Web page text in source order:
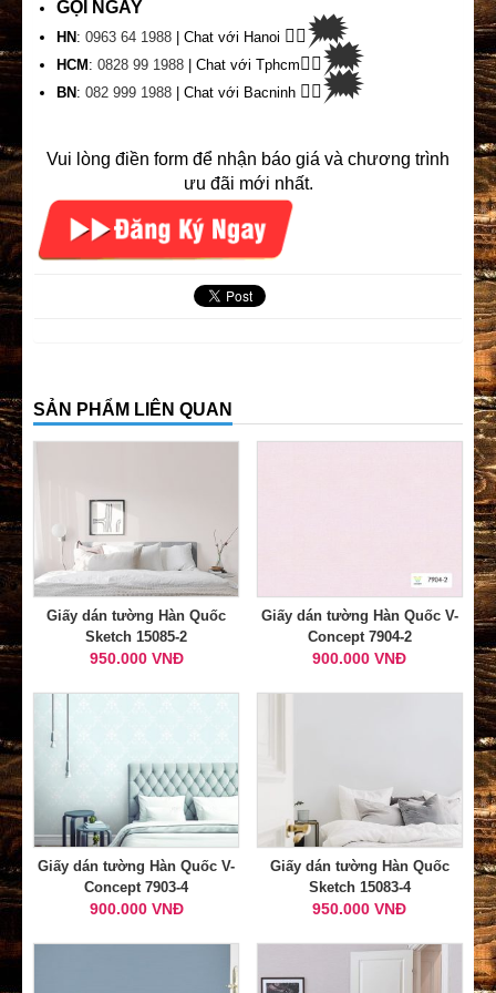
GỌI NGAY
HN : 0963 64 1988 | Chat với Hanoi 👉🏽🗯
HCM : 0828 99 1988 | Chat với Tphcm 👉🏽🗯
BN : 082 999 1988 | Chat với Bacninh 👉🏽🗯
Vui lòng điền form để nhận báo giá và chương trình
ưu đãi mới nhất.
SẢN PHẨM LIÊN QUAN
Giấy dán tường Hàn Quốc
Sketch 15085-2
950.000 VNĐ
Giấy dán tường Hàn Quốc V-
Concept 7904-2
900.000 VNĐ
Giấy dán tường Hàn Quốc V-
Concept 7903-4
900.000 VNĐ
Giấy dán tường Hàn Quốc
Sketch 15083-4
950.000 VNĐ